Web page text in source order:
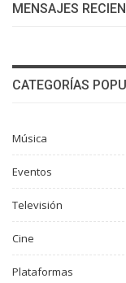
MENSAJES
CATEGORÍAS
Música
Eventos
Televisión
Cine
Plataformas